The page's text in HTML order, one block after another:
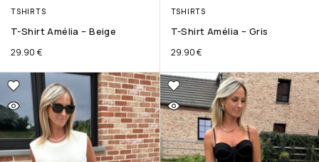
TSHIRTS
T-Shirt Amélia – Beige
29.90 €
TSHIRTS
T-Shirt Amélia – Gris
29.90€